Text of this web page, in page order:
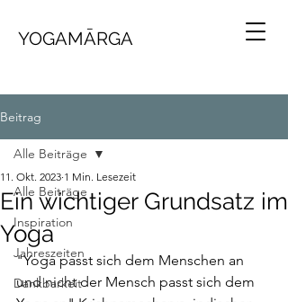
YOGAMĀRGA
Beitrag
Alle Beiträge
Inspiration
Jahreszeiten
Dankbarkeit
Alle Beiträge
Ein wichtiger Grundsatz im
Yoga
11. Okt. 2023 1 Min. Lesezeit
"Yoga passt sich dem Menschen an
und nicht der Mensch passt sich dem